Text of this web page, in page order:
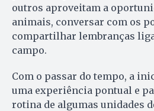
outros aproveitam a
animais, conversar com os
compartilhar lembranças
campo.
Com o passar do tempo, a
uma experiência pontual e
rotina de algumas unidades